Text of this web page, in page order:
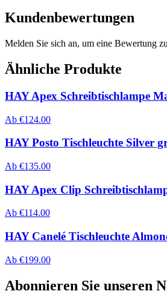
Kundenbewertungen
Melden Sie sich an, um eine Bewertung
Ähnliche Produkte
HAY Apex Schreibtischlampe
Ab €124.00
HAY Posto Tischleuchte Silver
Ab €135.00
HAY Apex Clip
Ab €114.00
HAY Canelé Tischleuchte
Ab €199.00
Abonnieren Sie unseren